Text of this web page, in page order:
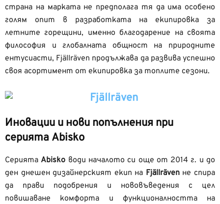
страна на марката не предполага тя да има особено
голям опит в разработката на екипировка за
летните горещини, именно благодарение на своята
философия и глобалната общност на природните
ентусиасти, Fjällräven продължава да развива успешно
своя асортимент от екипировка за топлите сезони.
Иновации и нови попълнения при
серията Abisko
СериятаAbisko води началото си още от 2014 г. и до
ден днешен дизайнерският екип на Fjällrävenне спира
да прави подобрения и нововъведения с цел
повишаване комфорта и функционалността на